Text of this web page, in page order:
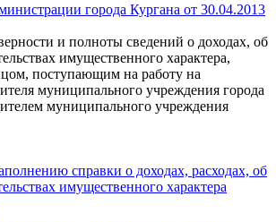
города Кургана от 30.04.2013
и полноты сведений о доходах, об
имущественного характера,
поступающим на работу на
муниципального учреждения города
муниципального учреждения
справки о доходах, расходах, об
имущественного характера